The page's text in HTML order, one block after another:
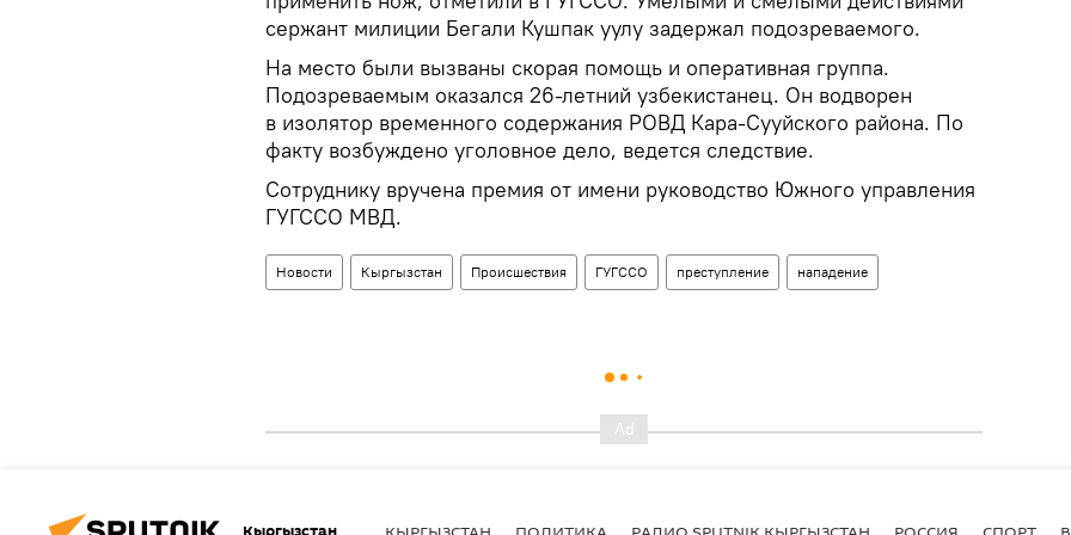
сержант милиции Бегали Кушпак уулу задержал подозреваемого.
На место были вызваны скорая помощь и оперативная группа.
Подозреваемым оказался 26-летний узбекистанец. Он водворен
в изолятор временного содержания РОВД Кара-Сууйского района. По
факту возбуждено уголовное дело, ведется следствие.
Сотруднику вручена премия от имени руководство Южного управления
ГУГССО МВД.
Новости Кыргызстан Происшествия ГУГССО преступление нападение
Кыргызстан